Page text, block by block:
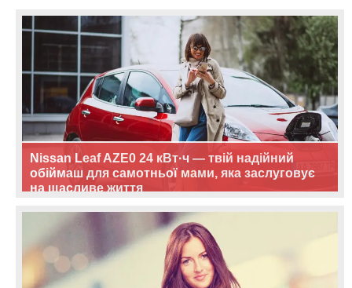
Nissan Leaf AZE0 24 кВт·ч — твій надійний
обіймаш для самотньої мами, яка заслуговує
на щасливе життя